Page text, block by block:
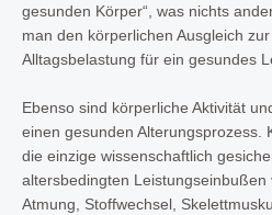
gesunden Körper“, was nichts
man den körperlichen Ausgleich
Alltagsbelastung für ein gesundes
Ebenso sind körperliche Aktivität
einen gesunden Alterungsprozess.
die einzige wissenschaftlich
altersbedingten Leistungseinbußen
Atmung, Stoffwechsel,